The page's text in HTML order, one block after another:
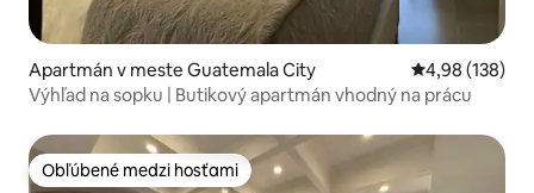
Apartmán v meste Guatemala City Priemerné
4,98 (138)
Výhľad na sopku | Butikový apartmán vhodný na prácu
Obľúbené medzi hosťami
Obľúbené medzi hosťami